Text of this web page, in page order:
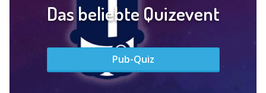
Das beliebte Quizevent
Pub-Quiz